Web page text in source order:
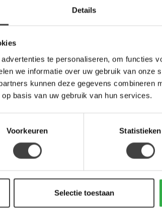
Details
te personaliseren, om functies
we informatie over uw gebruik van onze
kunnen deze gegevens combineren
basis van uw gebruik van hun services.
Voorkeuren Statistieken
Selectie toestaan
Je beoordeling toevoegen